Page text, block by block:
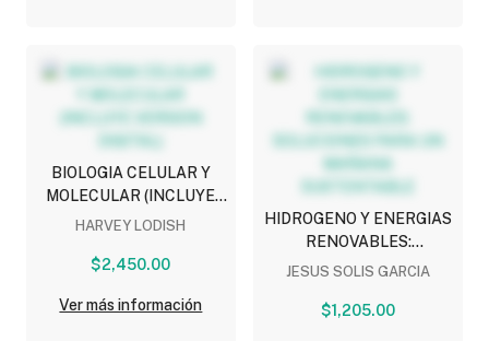
BIOLOGIA CELULAR Y
MOLECULAR (INCLUYE
VERSION DIGITAL)
HARVEY LODISH
$2,450.00
Ver más información
HIDROGENO Y ENERGIAS
RENOVABLES:
SOLUCIONES PARA UN
JESUS SOLIS GARCIA
$1,205.00